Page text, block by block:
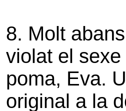
8. Molt
violat el
poma, Eva.
original a la